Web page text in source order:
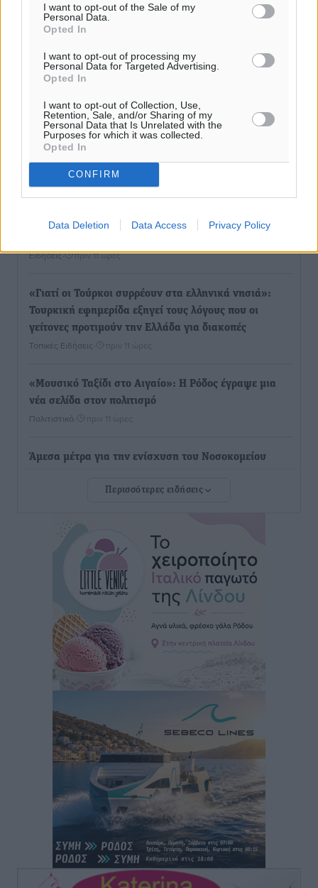
I want to opt-out of the Sale of my
Personal Data.
Opted In
I want to opt-out of processing my
Personal Data for Targeted Advertising.
Opted In
I want to opt-out of Collection, Use,
Retention, Sale, and/or Sharing of my
Personal Data that Is Unrelated with the
Purposes for which it was collected.
Opted In
CONFIRM
Data Deletion Data Access Privacy Policy
Τριήμερο εξόδου: Πάνω από 129.000 επιβάτες
αναχωρούν από Πειραιά, Ραφήνα και Λαύριο
Ειδήσεις• πριν 10 ώρες
Τοπικές Ειδήσεις• πριν 10 ώρες
ΥΠΑΑΤ: 12,5 εκατ. ευρώ στις 13 Περιφέρειες για μέτρα
βιοασφάλειας
Ποιοι φοιτητές μπορούν να λάβουν ενίσχυση για
Ειδήσεις• πριν 11 ώρες
«Γιατί οι Τούρκοι συρρέουν στα ελληνικά νησιά»:
Τουρκική εφημερίδα εξηγεί τους λόγους που οι
γείτονες προτιμούν την Ελλάδα για διακοπές
Τοπικές Ειδήσεις πριν 11 ώρες
«Μουσικό Ταξίδι στο Αιγαίο»: Η Ρόδος έγραψε μια
νέα σελίδα στον πολιτισμό
Πολιτιστικά πριν 11 ώρες
Άμεσα μέτρα για την ενίσχυση του Νοσοκομείου
ανακοίνωσε ο Άδωνις Γεωργιάδης
Iατρικός Σύλλογος Ροδου προς Α. Γεωργιάδη:
Στρατηγικές Προτάσεις για την Ενίσχυση της
Δημόσιας Υγείας στη Νησιωτική Ελλάδα και στα
Νοσοκομεία της Γ΄ Ζώνης
Τοπικές Ειδήσεις πριν 12 ώρες
Πάνθηρες: Ξεκίνησαν αισιόδοξοι για την παρθενική
“πτήση” τους
Αθλητικά πριν 12 ώρες
Άρης Αρχαγγέλου: Στο πλευρό του άτυχου Ιάκωβου
Θωμά
Αθλητικά• πριν 12 ώρες
Φοίβος: Η μεγάλη επιστροφή του Μπρένο Σαλβατιέρα
πριν 12 ώρες
Κλεάνθης: Έτοιμες οι κάρτες διαρκείας της νέας
σεζόν
Περισσότερες ειδήσεις